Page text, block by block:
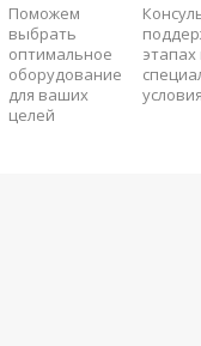
Поможем
выбрать
оптимальное
оборудование
для ваших
целей
этапах